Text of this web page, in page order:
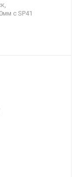
с SP41